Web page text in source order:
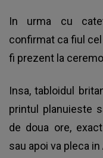
In urma cu
confirmat ca fiul
fi prezent la
Insa, tabloidul
printul planuieste
de doua ore,
sau apoi va pleca